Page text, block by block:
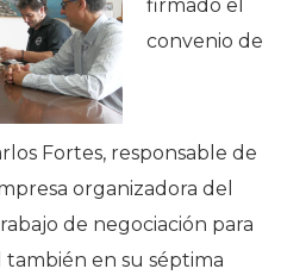
firmado el
convenio de
Fortes, responsable de
organizadora del
de negociación para
también en su séptima